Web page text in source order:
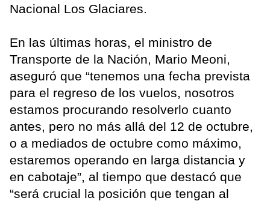
Nacional Los Glaciares.
En las últimas horas, el ministro de
Transporte de la Nación, Mario Meoni,
aseguró que “tenemos una fecha prevista
para el regreso de los vuelos, nosotros
estamos procurando resolverlo cuanto
antes, pero no más allá del 12 de octubre,
o a mediados de octubre como máximo,
estaremos operando en larga distancia y
en cabotaje”, al tiempo que destacó que
“será crucial la posición que tengan al